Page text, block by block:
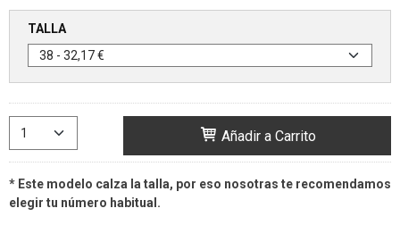
TALLA
Añadir a Carrito
* Este modelo calza la talla, por eso nosotras te recomendamos
elegir tu número habitual.